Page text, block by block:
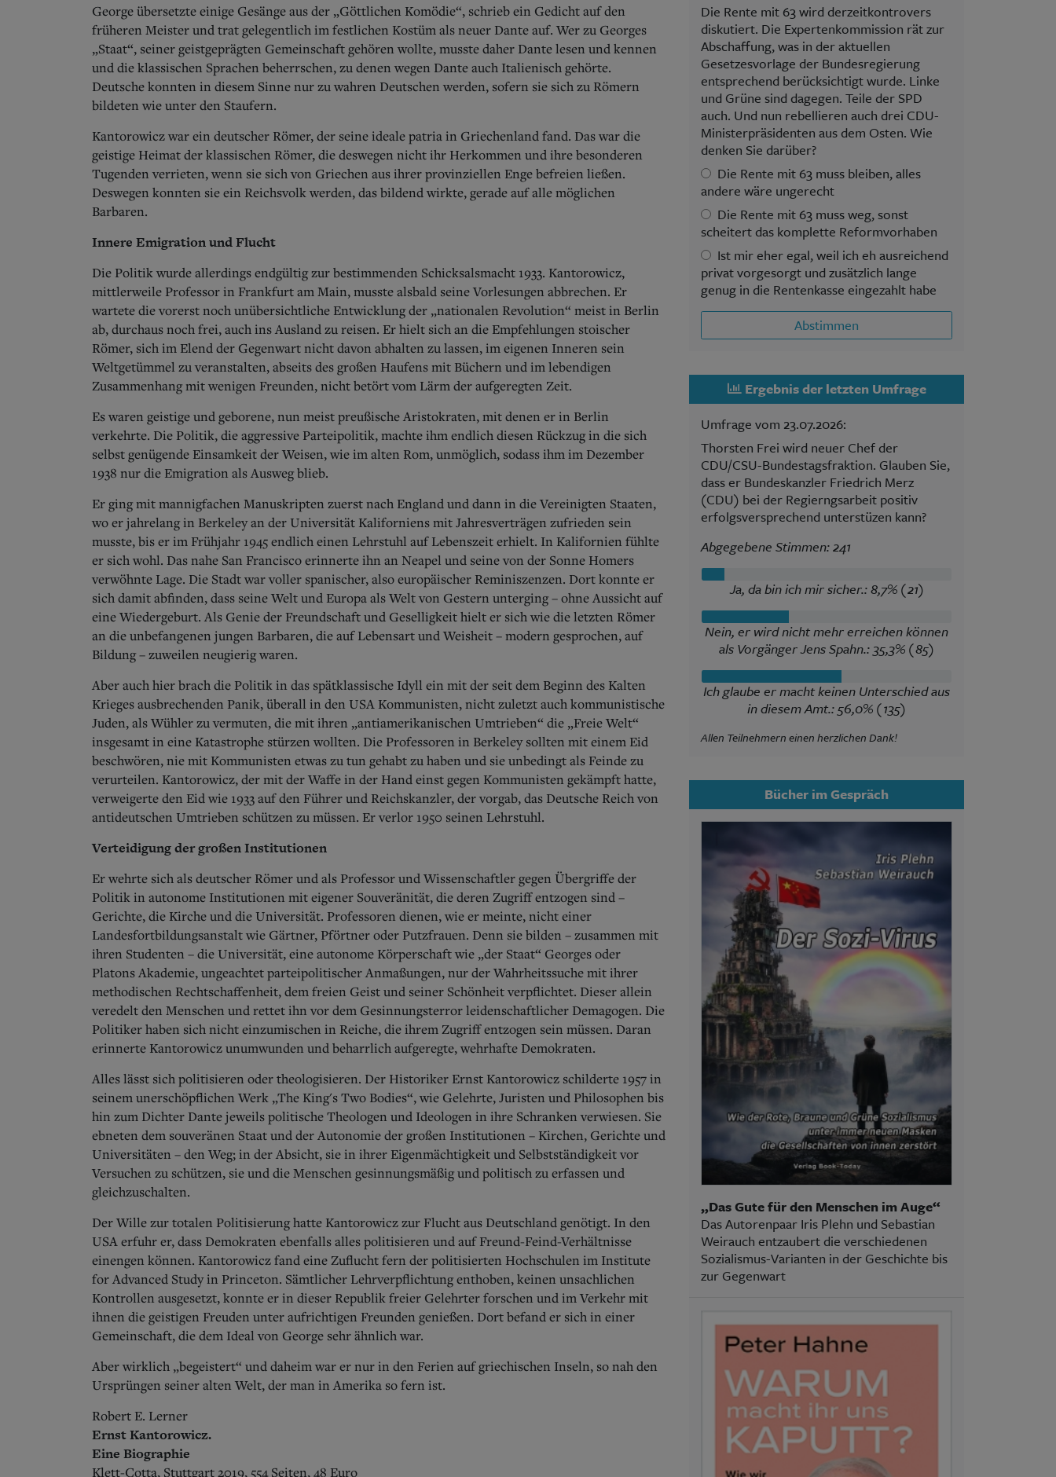
George übersetzte einige Gesänge aus der „Göttlichen Komödie“, schrieb ein Gedicht auf den
früheren Meister und trat gelegentlich im festlichen Kostüm als neuer Dante auf. Wer zu Georges
„Staat“, seiner geistgeprägten Gemeinschaft gehören wollte, musste daher Dante lesen und kennen
und die klassischen Sprachen beherrschen, zu denen wegen Dante auch Italienisch gehörte.
Deutsche konnten in diesem Sinne nur zu wahren Deutschen werden, sofern sie sich zu Römern
bildeten wie unter den Staufern.
Kantorowicz war ein deutscher Römer, der seine ideale patria in Griechenland fand. Das war die
geistige Heimat der klassischen Römer, die deswegen nicht ihr Herkommen und ihre besonderen
Tugenden verrieten, wenn sie sich von Griechen aus ihrer provinziellen Enge befreien ließen.
Deswegen konnten sie ein Reichsvolk werden, das bildend wirkte, gerade auf alle möglichen
Barbaren.
Innere Emigration und Flucht
Die Politik wurde allerdings endgültig zur bestimmenden Schicksalsmacht 1933. Kantorowicz,
mittlerweile Professor in Frankfurt am Main, musste alsbald seine Vorlesungen abbrechen. Er
wartete die vorerst noch unübersichtliche Entwicklung der „nationalen Revolution“ meist in Berlin
ab, durchaus noch frei, auch ins Ausland zu reisen. Er hielt sich an die Empfehlungen stoischer
Römer, sich im Elend der Gegenwart nicht davon abhalten zu lassen, im eigenen Inneren sein
Weltgetümmel zu veranstalten, abseits des großen Haufens mit Büchern und im lebendigen
Zusammenhang mit wenigen Freunden, nicht betört vom Lärm der aufgeregten Zeit.
Es waren geistige und geborene, nun meist preußische Aristokraten, mit denen er in Berlin
verkehrte. Die Politik, die aggressive Parteipolitik, machte ihm endlich diesen Rückzug in die sich
selbst genügende Einsamkeit der Weisen, wie im alten Rom, unmöglich, sodass ihm im Dezember
1938 nur die Emigration als Ausweg blieb.
Er ging mit mannigfachen Manuskripten zuerst nach England und dann in die Vereinigten Staaten,
wo er jahrelang in Berkeley an der Universität Kaliforniens mit Jahresverträgen zufrieden sein
musste, bis er im Frühjahr 1945 endlich einen Lehrstuhl auf Lebenszeit erhielt. In Kalifornien fühlte
er sich wohl. Das nahe San Francisco erinnerte ihn an Neapel und seine von der Sonne Homers
verwöhnte Lage. Die Stadt war voller spanischer, also europäischer Reminiszenzen. Dort konnte er
sich damit abfinden, dass seine Welt und Europa als Welt von Gestern unterging – ohne Aussicht auf
eine Wiedergeburt. Als Genie der Freundschaft und Geselligkeit hielt er sich wie die letzten Römer
an die unbefangenen jungen Barbaren, die auf Lebensart und Weisheit – modern gesprochen, auf
Bildung – zuweilen neugierig waren.
Aber auch hier brach die Politik in das spätklassische Idyll ein mit der seit dem Beginn des Kalten
Krieges ausbrechenden Panik, überall in den USA Kommunisten, nicht zuletzt auch kommunistische
Juden, als Wühler zu vermuten, die mit ihren „antiamerikanischen Umtrieben“ die „Freie Welt“
insgesamt in eine Katastrophe stürzen wollten. Die Professoren in Berkeley sollten mit einem Eid
beschwören, nie mit Kommunisten etwas zu tun gehabt zu haben und sie unbedingt als Feinde zu
verurteilen. Kantorowicz, der mit der Waffe in der Hand einst gegen Kommunisten gekämpft hatte,
verweigerte den Eid wie 1933 auf den Führer und Reichskanzler, der vorgab, das Deutsche Reich von
antideutschen Umtrieben schützen zu müssen. Er verlor 1950 seinen Lehrstuhl.
Verteidigung der großen Institutionen
Er wehrte sich als deutscher Römer und als Professor und Wissenschaftler gegen Übergriffe der
Politik in autonome Institutionen mit eigener Souveränität, die deren Zugriff entzogen sind –
Gerichte, die Kirche und die Universität. Professoren dienen, wie er meinte, nicht einer
Landesfortbildungsanstalt wie Gärtner, Pförtner oder Putzfrauen. Denn sie bilden – zusammen mit
ihren Studenten – die Universität, eine autonome Körperschaft wie „der Staat“ Georges oder
Platons Akademie, ungeachtet parteipolitischer Anmaßungen, nur der Wahrheitssuche mit ihrer
methodischen Rechtschaffenheit, dem freien Geist und seiner Schönheit verpflichtet. Dieser allein
veredelt den Menschen und rettet ihn vor dem Gesinnungsterror leidenschaftlicher Demagogen. Die
Politiker haben sich nicht einzumischen in Reiche, die ihrem Zugriff entzogen sein müssen. Daran
erinnerte Kantorowicz unumwunden und beharrlich aufgeregte, wehrhafte Demokraten.
Alles lässt sich politisieren oder theologisieren. Der Historiker Ernst Kantorowicz schilderte 1957 in
seinem unerschöpflichen Werk „The King's Two Bodies“, wie Gelehrte, Juristen und Philosophen bis
hin zum Dichter Dante jeweils politische Theologen und Ideologen in ihre Schranken verwiesen. Sie
ebneten dem souveränen Staat und der Autonomie der großen Institutionen – Kirchen, Gerichte und
Universitäten – den Weg; in der Absicht, sie in ihrer Eigenmächtigkeit und Selbstständigkeit vor
Versuchen zu schützen, sie und die Menschen gesinnungsmäßig und politisch zu erfassen und
gleichzuschalten.
Der Wille zur totalen Politisierung hatte Kantorowicz zur Flucht aus Deutschland genötigt. In den
USA erfuhr er, dass Demokraten ebenfalls alles politisieren und auf Freund-Feind-Verhältnisse
einengen können. Kantorowicz fand eine Zuflucht fern der politisierten Hochschulen im Institute
for Advanced Study in Princeton. Sämtlicher Lehrverpflichtung enthoben, keinen unsachlichen
Kontrollen ausgesetzt, konnte er in dieser Republik freier Gelehrter forschen und im Verkehr mit
ihnen die geistigen Freuden unter aufrichtigen Freunden genießen. Dort befand er sich in einer
Gemeinschaft, die dem Ideal von George sehr ähnlich war.
Aber wirklich „begeistert“ und daheim war er nur in den Ferien auf griechischen Inseln, so nah den
Ursprüngen seiner alten Welt, der man in Amerika so fern ist.
Robert E. Lerner
Ernst Kantorowicz.
Eine Biographie
Klett-Cotta, Stuttgart 2019, 554 Seiten, 48 Euro
Die Rente mit 63 wird derzeitkontrovers
diskutiert. Die Expertenkommission rät zur
Abschaffung, was in der aktuellen
Gesetzesvorlage der Bundesregierung
entsprechend berücksichtigt wurde. Linke
und Grüne sind dagegen. Teile der SPD
auch. Und nun rebellieren auch drei CDU-
Ministerpräsidenten aus dem Osten. Wie
denken Sie darüber?
Die Rente mit 63 muss bleiben, alles
andere wäre ungerecht
Die Rente mit 63 muss weg, sonst
scheitert das komplette Reformvorhaben
Ist mir eher egal, weil ich eh ausreichend
privat vorgesorgt und zusätzlich lange
genug in die Rentenkasse eingezahlt habe
Abstimmen
Ergebnis der letzten Umfrage
Umfrage vom 23.07.2026:
Thorsten Frei wird neuer Chef der
CDU/CSU-Bundestagsfraktion. Glauben Sie,
dass er Bundeskanzler Friedrich Merz
(CDU) bei der Regierngsarbeit positiv
erfolgsversprechend unterstüzen kann?
Abgegebene Stimmen: 241
Ja, da bin ich mir sicher.: 8,7% (21)
Nein, er wird nicht mehr erreichen können
als Vorgänger Jens Spahn.: 35,3% (85)
Ich glaube er macht keinen Unterschied aus
in diesem Amt.: 56,0% (135)
Allen Teilnehmern einen herzlichen Dank!
Bücher im Gespräch
„Das Gute für den Menschen im Auge“
Das Autorenpaar Iris Plehn und Sebastian
Weirauch entzaubert die verschiedenen
Sozialismus-Varianten in der Geschichte bis
zur Gegenwart